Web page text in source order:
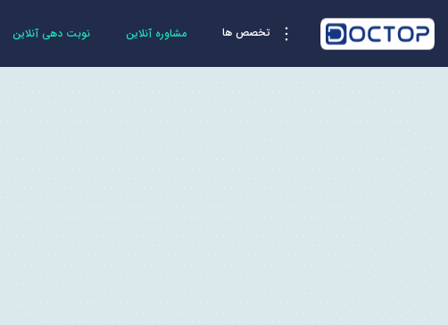
تخصص ها مشاوره آنلاین نوبت دهی آنلاین